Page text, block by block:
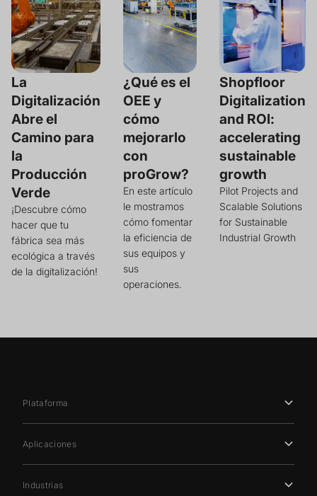
La
Digitalización
Abre el
Camino para
la
Producción
Verde
¡Descubre cómo
hacer que tu
fábrica sea más
ecológica a través
de la digitalización!
¿Qué es el
OEE y
cómo
mejorarlo
con
proGrow?
En este artículo
le mostramos
cómo fomentar
la eficiencia de
sus equipos y
sus
operaciones.
Shopfloor
Digitalization
and ROI:
accelerating
sustainable
growth
Pilot Projects and
Scalable Solutions
for Sustainable
Industrial Growth
Plataforma
Aplicaciones
Industrias